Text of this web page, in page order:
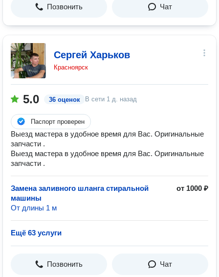
Позвонить Чат
Сергей Харьков
Красноярск
5.0 36 оценок В сети 1 д. назад
Паспорт проверен
Выезд мастера в удобное время для Вас. Оригинальные
запчасти .
Выезд мастера в удобное время для Вас. Оригинальные
запчасти .
Замена заливного шланга стиральной
машины
от 1000 ₽
От длины 1 м
Ещё 63 услуги
Позвонить Чат